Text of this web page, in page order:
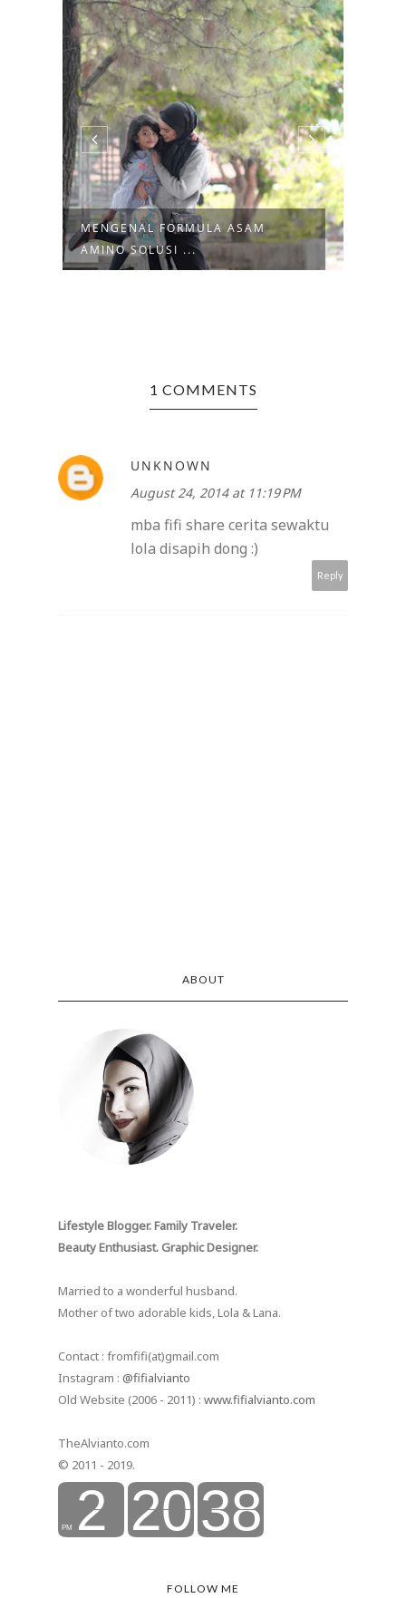
SWEET ESCAPE KOREA
1 COMMENTS
UNKNOWN
August 24, 2014 at 11:19 PM
mba fifi share cerita sewaktu
lola disapih dong :)
Reply
ABOUT
Lifestyle Blogger. Family Traveler.
Beauty Enthusiast. Graphic Designer.
Married to a wonderful husband.
Mother of two adorable kids, Lola & Lana.
Contact : fromfifi(at)gmail.com
Instagram : @fifialvianto
Old Website (2006 - 2011) : www.fifialvianto.com
TheAlvianto.com
© 2011 - 2019.
FOLLOW ME